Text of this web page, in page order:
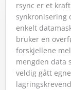
rsync er et
synkronisering
enkelt
bruker en
forskjellene
mengden data
veldig gått